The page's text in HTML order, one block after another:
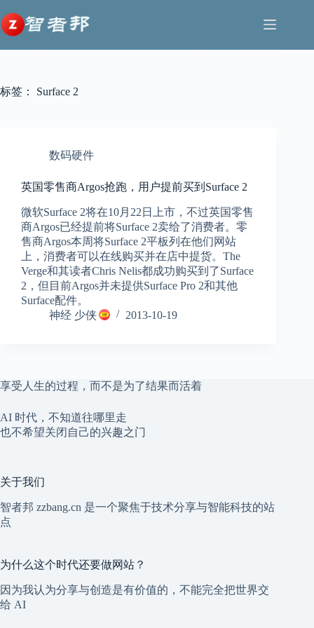
至
内
容
标签： Surface 2
数码硬件
英国零售商Argos抢跑，用户提前买到Surface 2
微软Surface 2将在10月22日上市，不过英国零售
商Argos已经提前将Surface 2卖给了消费者。零
售商Argos本周将Surface 2平板列在他们网站
上，消费者可以在线购买并在店中提货。The
Verge和其读者Chris Nelis都成功购买到了Surface
2，但目前Argos并未提供Surface Pro 2和其他
Surface配件。
神经 少侠
2013-10-19
享受人生的过程，而不是为了结果而活着
AI 时代，不知道往哪里走
也不希望关闭自己的兴趣之门
关于我们
智者邦 zzbang.cn 是一个聚焦于技术分享与智能科技的站
点
为什么这个时代还要做网站？
因为我认为分享与创造是有价值的，不能完全把世界交
给 AI